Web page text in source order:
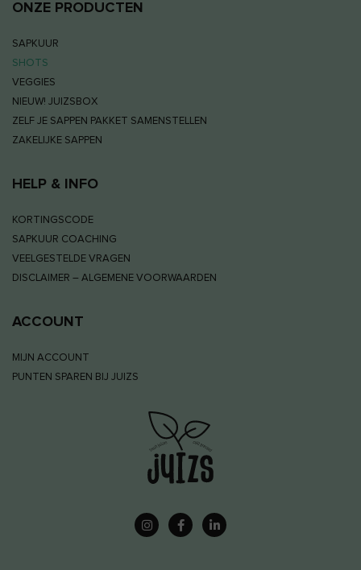
ONZE PRODUCTEN
SAPKUUR
SHOTS
VEGGIES
NIEUW! JUIZSBOX
ZELF JE SAPPEN PAKKET SAMENSTELLEN
ZAKELIJKE SAPPEN
HELP & INFO
KORTINGSCODE
SAPKUUR COACHING
VEELGESTELDE VRAGEN
DISCLAIMER – ALGEMENE VOORWAARDEN
ACCOUNT
MIJN ACCOUNT
PUNTEN SPAREN BIJ JUIZS